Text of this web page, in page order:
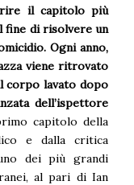
il capitolo più
fine di risolvere un
Ogni anno,
viene ritrovato
corpo lavato dopo
dell’ispettore
capitolo della
e dalla critica
dei più grandi
al pari di Ian